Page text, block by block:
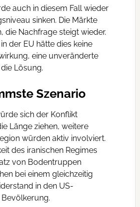
auch in diesem Fall wieder
sinken. Die Märkte
die Nachfrage steigt wieder.
der EU hätte dies keine
eine unveränderte
Lösung.
Szenario
sich der Konflikt
Länge ziehen, weitere
würden aktiv involviert.
des iranischen Regimes
von Bodentruppen
bei einem gleichzeitig
in den US-